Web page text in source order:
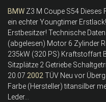
BMW Z3 M Coupe S54
ein echter Youngtimer
Erstbesitzer! Technische
(abgelesen) Motor 6 Zylinder
235kW (320 PS) Kraftstoffart
Sitzplätze 2 Getriebe
20.07.2002TÜV Neu vor
Farbe (Hersteller) titansilber
Leder...